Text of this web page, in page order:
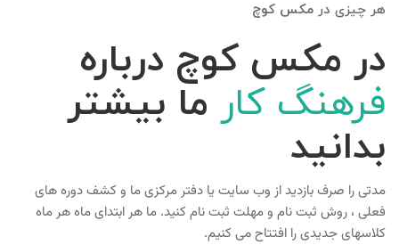
هر چیزی در مکس کوچ
در مکس کوچ درباره
فرهنگ کار ما بیشتر
بدانید
مدتی را صرف بازدید از وب سایت یا دفتر مرکزی ما و کشف دوره های
فعلی ، روش ثبت نام و مهلت ثبت نام کنید. ما هر ابتدای ماه هر ماه
کلاسهای جدیدی را افتتاح می کنیم.